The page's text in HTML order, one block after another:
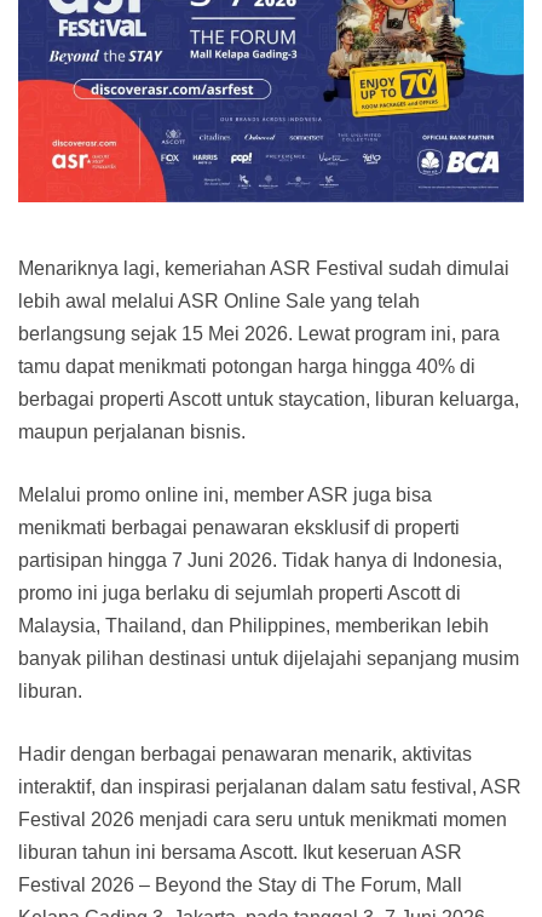
Menariknya lagi, kemeriahan ASR Festival sudah dimulai
lebih awal melalui ASR Online Sale yang telah
berlangsung sejak 15 Mei 2026. Lewat program ini, para
tamu dapat menikmati potongan harga hingga 40% di
berbagai properti Ascott untuk staycation, liburan keluarga,
maupun perjalanan bisnis.
Melalui promo online ini, member ASR juga bisa
menikmati berbagai penawaran eksklusif di properti
partisipan hingga 7 Juni 2026. Tidak hanya di Indonesia,
promo ini juga berlaku di sejumlah properti Ascott di
Malaysia, Thailand, dan Philippines, memberikan lebih
banyak pilihan destinasi untuk dijelajahi sepanjang musim
liburan.
Hadir dengan berbagai penawaran menarik, aktivitas
interaktif, dan inspirasi perjalanan dalam satu festival, ASR
Festival 2026 menjadi cara seru untuk menikmati momen
liburan tahun ini bersama Ascott. Ikut keseruan ASR
Festival 2026 – Beyond the Stay di The Forum, Mall